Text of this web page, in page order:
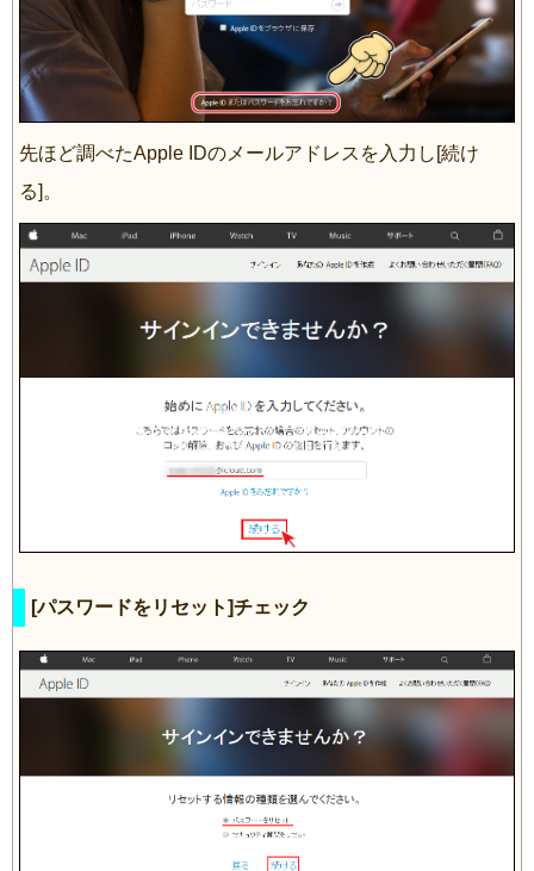
先ほど調べたApple IDのメールアドレスを入力し[続け
る]。
[パスワードをリセット]チェック